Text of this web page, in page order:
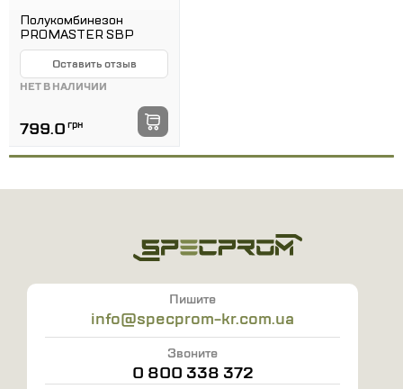
Полукомбинезон
PROMASTER SBP
Оставить отзыв
НЕТ В НАЛИЧИИ
799.0 грн
Пишите
info@specprom-kr.com.ua
Звоните
0 800 338 372